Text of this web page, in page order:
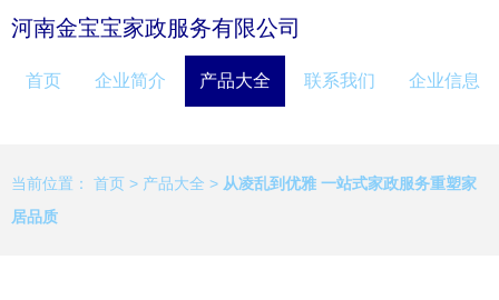
河南金宝宝家政服务有限公司
首页 企业简介 产品大全 联系我们 企业信息
当前位置： 首页 > 产品大全 > 从凌乱到优雅 一站式家政服务重塑家
居品质